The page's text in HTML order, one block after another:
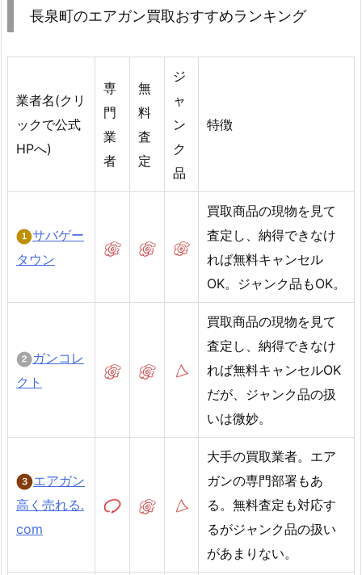
長泉町のエアガン買取おすすめランキング
業者名(クリ
ックで公式
HPへ)
専
門
業
者
無
料
査
定
ジ
ャ
ン
ク
品
特徴
サバゲー
タウン
買取商品の現物を見て
査定し、納得できなけ
れば無料キャンセル
OK。ジャンク品もOK。
ガンコレ
クト
買取商品の現物を見て
査定し、納得できなけ
れば無料キャンセルOK
だが、ジャンク品の扱
いは微妙。
エアガン
高く売れる.
com
大手の買取業者。エア
ガンの専門部署もあ
る。無料査定も対応す
るがジャンク品の扱い
があまりない。